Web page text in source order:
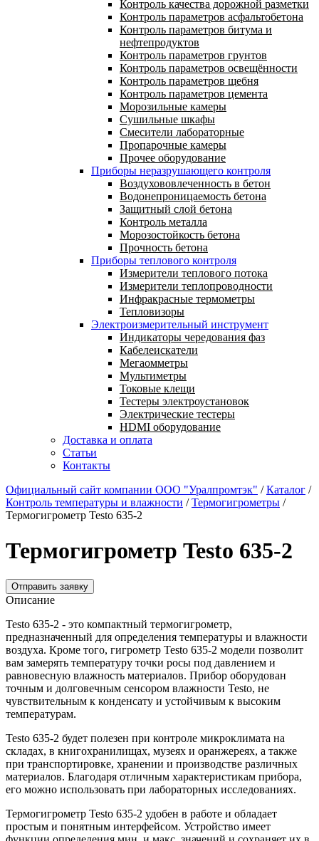
Контроль качества дорожной разметки
Контроль параметров асфальтобетона
Контроль параметров битума и
нефтепродуктов
Контроль параметров грунтов
Контроль параметров освещённости
Контроль параметров щебня
Контроль параметров цемента
Морозильные камеры
Сушильные шкафы
Смесители лабораторные
Пропарочные камеры
Прочее оборудование
Приборы неразрушающего контроля
Воздухововлеченность в бетон
Водонепроницаемость бетона
Защитный слой бетона
Контроль металла
Морозостойкость бетона
Прочность бетона
Приборы теплового контроля
Измерители теплового потока
Измерители теплопроводности
Инфракрасные термометры
Тепловизоры
Электроизмерительный инструмент
Индикаторы чередования фаз
Кабелеискатели
Мегаомметры
Мультиметры
Токовые клещи
Тестеры электроустановок
Электрические тестеры
HDMI оборудование
Доставка и оплата
Статьи
Контакты
Официальный сайт компании ООО "Уралпромтэк" /Каталог /
Контроль температуры и влажности /Термогигрометры /
Термогигрометр Testo 635-2
Термогигрометр Testo 635-2
Отправить заявку
Описание
Testo 635-2 - это компактный термогигрометр,
предназначенный для определения температуры и влажности
воздуха. Кроме того, гигрометр Testo 635-2 модели позволит
вам замерять температуру точки росы под давлением и
равновесную влажность материалов. Прибор оборудован
точным и долговечным сенсором влажности Testo, не
чувствительным к конденсату и устойчивым к высоким
температурам.
Testo 635-2 будет полезен при контроле микроклимата на
складах, в книгохранилищах, музеях и оранжереях, а также
при транспортировке, хранении и производстве различных
материалов. Благодаря отличным характеристикам прибора,
его можно использовать при лабораторных исследованиях.
Термогигрометр Testo 635-2 удобен в работе и обладает
простым и понятным интерфейсом. Устройство имеет